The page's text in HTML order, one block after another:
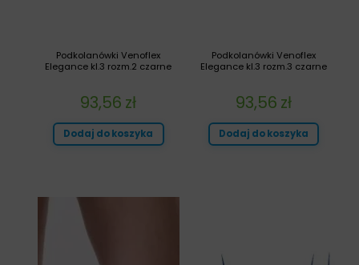
Podkolanówki Venoflex
Elegance kl.3 rozm.3 czarne
93,56 zł
Dodaj do koszyka
Podkolanówki Venoflex
Elegance kl.3 rozm.2 czarne
93,56 zł
Dodaj do koszyka